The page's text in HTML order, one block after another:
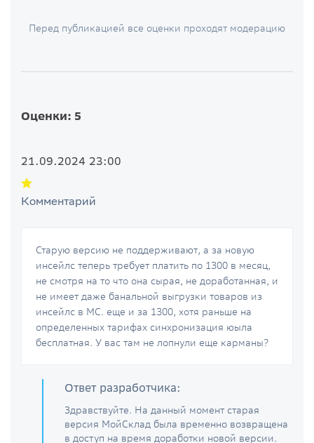
Перед публикацией все оценки проходят модерацию
Оценки: 5
21.09.2024 23:00
Комментарий
Старую версию не поддерживают, а за новую
инсейлс теперь требует платить по 1300 в месяц,
не смотря на то что она сырая, не доработанная, и
не имеет даже банальной выгрузки товаров из
инсейлс в МС. еще и за 1300, хотя раньше на
определенных тарифах синхронизация юыла
бесплатная. У вас там не лопнули еще карманы?
Ответ разработчика:
Здравствуйте. На данный момент старая
версия МойСклад была временно возвращена
в доступ на время доработки новой версии.